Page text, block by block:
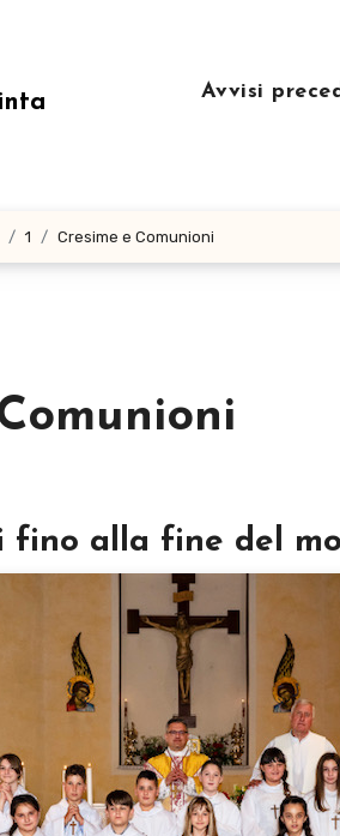
Avvisi
1 Cresime e Comunioni
fino alla fine del